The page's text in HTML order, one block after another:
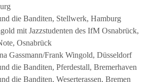
die Banditen, Stellwerk, Hamburg
mit Jazzstudenten des IfM Osnabrück,
Osnabrück
Gassmann/Frank Wingold, Düsseldorf
die Banditen, Pferdestall, Bremerhaven
die Banditen, Weserterassen, Bremen